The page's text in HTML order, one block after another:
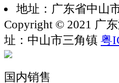
地址：广东省中山
Copyright © 2021 广
址：中山市三角镇 粤
国内销售